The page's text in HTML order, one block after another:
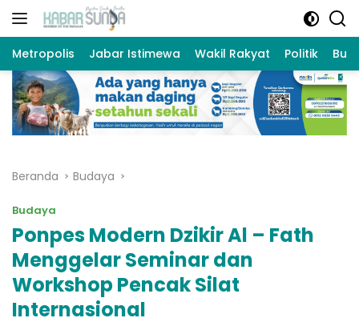
Langsung
Metropolis Jabar Istimewa Wakil Rakyat Politik
Beranda Budaya
Budaya
Ponpes Modern Dzikir Al – Fath
Menggelar Seminar dan
Workshop Pencak Silat
Internasional